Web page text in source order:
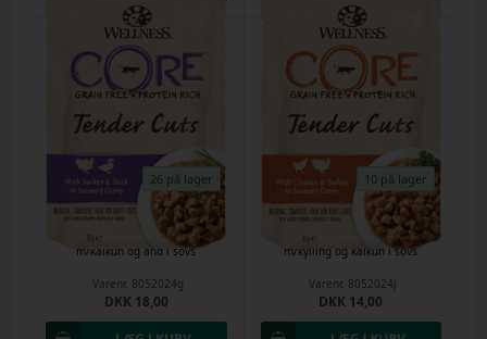
26 på lager
CORE kattemad - Tender Cuts
m/kalkun og and i sovs
Varenr. 8052024g
DKK 18,00
10 på lager
CORE kattemad - Tender Cuts
m/kylling og kalkun i sovs
Varenr. 8052024j
DKK 14,00